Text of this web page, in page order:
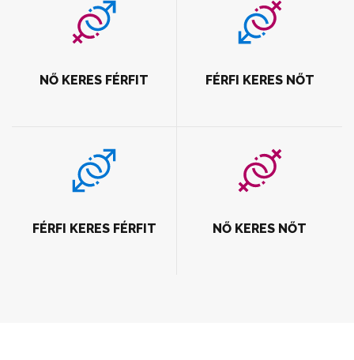
NŐ KERES FÉRFIT FÉRFI KERES NŐT
FÉRFI KERES FÉRFIT NŐ KERES NŐT